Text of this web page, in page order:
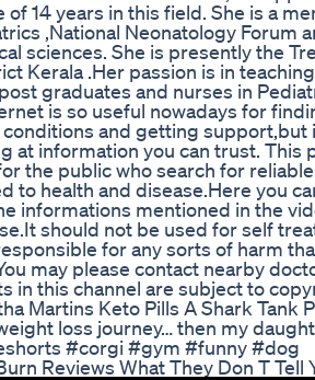
of 14 years in this field. She is a
,National Neonatology Forum
sciences. She is presently the
Kerala .Her passion is in
graduates and nurses in
is so useful nowadays for
and getting support,but
at information you can trust. This
the public who search for
to health and disease.Here you
informations mentioned in the
should not be used for self
for any sorts of harm
may please contact nearby
in this channel are subject to
Martins Keto Pills A Shark Tank
loss journey… then my
#corgi #gym #funny #dog
Reviews What They Don T Tell